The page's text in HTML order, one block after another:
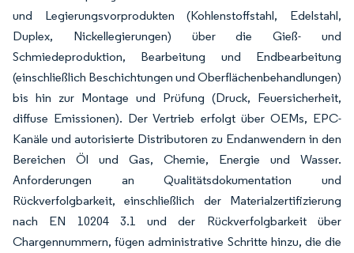
und Legierungsvorprodukten (Kohlenstoffstahl, Edelstahl,
Duplex, Nickellegierungen) über die Gieß- und
Schmiedeproduktion, Bearbeitung und Endbearbeitung
(einschließlich Beschichtungen und Oberflächenbehandlungen)
bis hin zur Montage und Prüfung (Druck, Feuersicherheit,
diffuse Emissionen). Der Vertrieb erfolgt über OEMs, EPC-
Kanäle und autorisierte Distributoren zu Endanwendern in den
Bereichen Öl und Gas, Chemie, Energie und Wasser.
Anforderungen an Qualitätsdokumentation und
Rückverfolgbarkeit, einschließlich der Materialzertifizierung
nach EN 10204 3.1 und der Rückverfolgbarkeit über
Chargennummern, fügen administrative Schritte hinzu, die die